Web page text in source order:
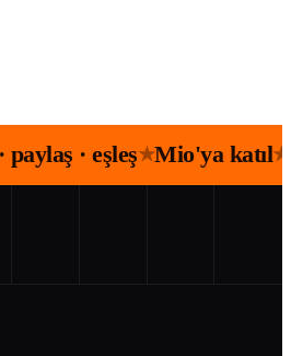
paylaş · eşleş★Mio'ya katıl★